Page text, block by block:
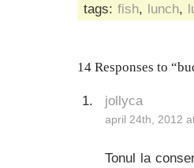
tags: fish, lunch,
14 Responses to
jollyca
april 24th, 2012
Tonul la